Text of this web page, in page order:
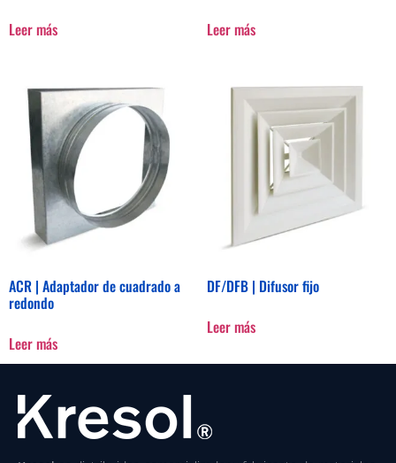
Leer más
Leer más
ACR | Adaptador de cuadrado a
redondo
Leer más
DF/DFB | Difusor fijo
Leer más